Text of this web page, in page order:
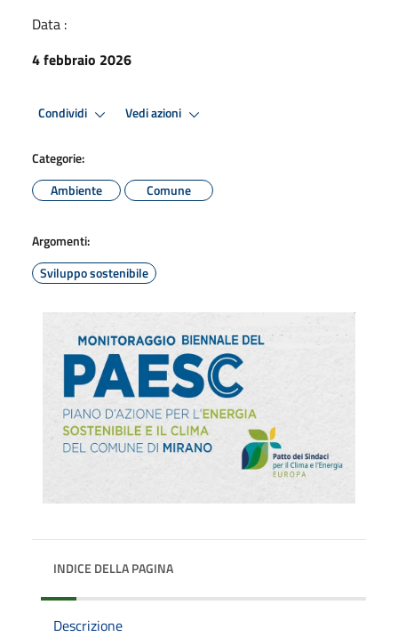
Data :
4 febbraio 2026
Condividi Vedi azioni
Categorie:
Ambiente
Comune
Argomenti:
Sviluppo sostenibile
INDICE DELLA PAGINA
Descrizione